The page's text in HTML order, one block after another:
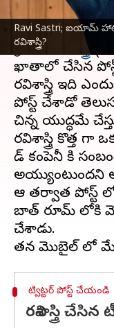
Ravi Sastri; ఐయామ్
రవిశాస్త్రి?
ఈ వార్తాకథనం ఏంటి
ఐయామ్ హాటీ ఐయామ్
క్రికెటర్రవిశాస్త్రీ
ఖాతాలో చేసిన
రవిశాస్త్రి ఇది
పోస్ట్ చేశాడో
చిన్న యుద్ధమే
రవిశాస్త్రి కొత్త గా
యాడ్ కంపెనీ కి
అయ్యుంటుందని
ఆ తర్వాత పోస్ట్
బాత్ రూమ్ లోకి
చేశాడు.
ట్విట్టర్ పోస్ట్ చేయండి
రవిశాస్త్రి చేసిన